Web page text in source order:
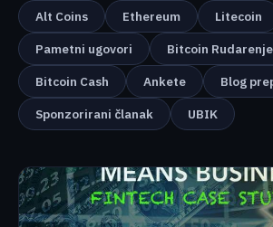
Alt Coins
Ethereum
Litecoin
Pametni ugovori
Bitcoin Rudarenje
Bitcoin Cash
Ankete Blog
Sponzorirani članak
UBIK